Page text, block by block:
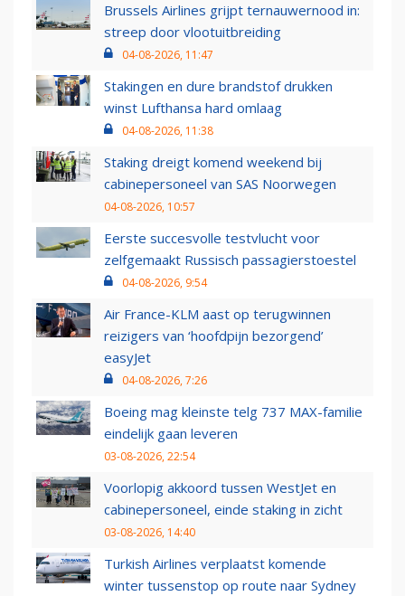
Brussels Airlines grijpt ternauwernood in:
streep door vlootuitbreiding
04-08-2026, 11:47
Stakingen en dure brandstof drukken
winst Lufthansa hard omlaag
04-08-2026, 11:38
Staking dreigt komend weekend bij
cabinepersoneel van SAS Noorwegen
04-08-2026, 10:57
Eerste succesvolle testvlucht voor
zelfgemaakt Russisch passagierstoestel
04-08-2026, 9:54
Air France-KLM aast op terugwinnen
reizigers van ‘hoofdpijn bezorgend’
easyJet
04-08-2026, 7:26
Boeing mag kleinste telg 737 MAX-familie
eindelijk gaan leveren
03-08-2026, 22:54
Voorlopig akkoord tussen WestJet en
cabinepersoneel, einde staking in zicht
03-08-2026, 14:40
Turkish Airlines verplaatst komende
winter tussenstop op route naar Sydney